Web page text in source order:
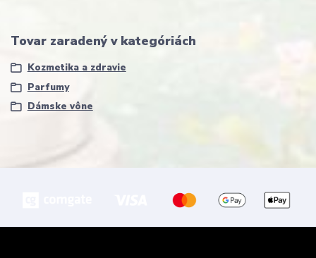
Tovar zaradený v kategóriách
Kozmetika a zdravie
Parfumy
Dámske vône